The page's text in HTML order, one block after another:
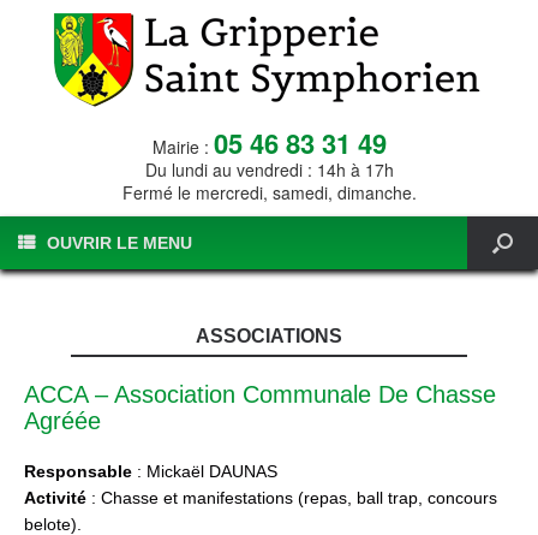
Mairie : 05 46 83 31 49
Du lundi au vendredi : 14h à 17h
Fermé le mercredi, samedi, dimanche.
OUVRIR LE MENU
ASSOCIATIONS
ACCA – Association Communale De Chasse
Agréée
Responsable : Mickaël DAUNAS
Activité : Chasse et manifestations (repas, ball trap, concours
belote).